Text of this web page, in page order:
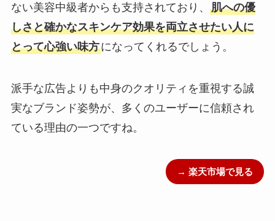
ない美容中級者からも支持されており、 肌への優
しさと確かなスキンケア効果を両立させたい人に
とって心強い味方になってくれるでしょう。
派手な広告よりも中身のクオリティを重視する誠
実なブランド姿勢が、多くのユーザーに信頼され
ている理由の一つですね。
→ 楽天市場で見る